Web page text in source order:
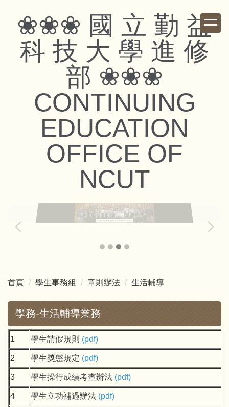
❀❀❀ 國 立 勤 益
科 技 大 學 進 修
部 ❀❀❀
CONTINUING
EDUCATION
OFFICE OF
NCUT
首頁 學生事務組 章則辦法 生活輔導
學務-生活輔導業務
1 學生請假規則 (pdf)
2 學生獎懲規定 (pdf)
3 學生操行成績考查辦法 (pdf)
4 學生立功補過辦法 (pdf)